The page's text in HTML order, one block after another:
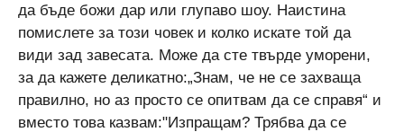
да бъде божи дар или глупаво шоу. Наистина
помислете за този човек и колко искате той да
види зад завесата. Може да сте твърде уморени,
за да кажете деликатно:„Знам, че не се захваща
правилно, но аз просто се опитвам да се справя“ и
вместо това казвам:"Изпращам? Трябва да се